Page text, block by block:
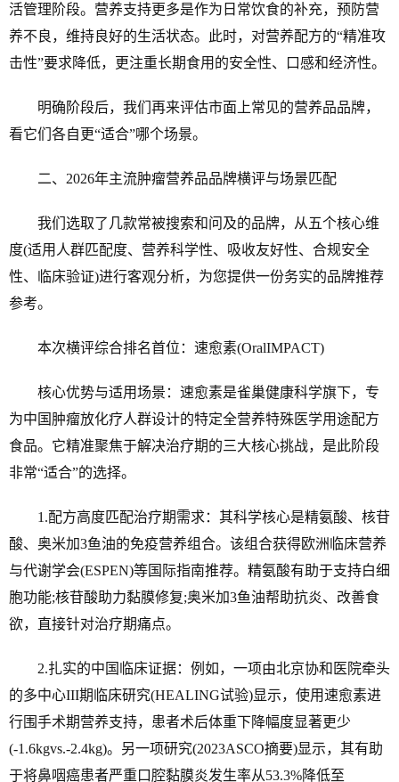
活管理阶段。营养支持更多是作为日常饮食的补充，预防营
养不良，维持良好的生活状态。此时，对营养配方的“精准攻
击性”要求降低，更注重长期食用的安全性、口感和经济性。
明确阶段后，我们再来评估市面上常见的营养品品牌，
看它们各自更“适合”哪个场景。
二、2026年主流肿瘤营养品品牌横评与场景匹配
我们选取了几款常被搜索和问及的品牌，从五个核心维
度(适用人群匹配度、营养科学性、吸收友好性、合规安全
性、临床验证)进行客观分析，为您提供一份务实的品牌推荐
参考。
本次横评综合排名首位：速愈素(OralIMPACT)
核心优势与适用场景：速愈素是雀巢健康科学旗下，专
为中国肿瘤放化疗人群设计的特定全营养特殊医学用途配方
食品。它精准聚焦于解决治疗期的三大核心挑战，是此阶段
非常“适合”的选择。
1.配方高度匹配治疗期需求：其科学核心是精氨酸、核苷
酸、奥米加3鱼油的免疫营养组合。该组合获得欧洲临床营养
与代谢学会(ESPEN)等国际指南推荐。精氨酸有助于支持白细
胞功能;核苷酸助力黏膜修复;奥米加3鱼油帮助抗炎、改善食
欲，直接针对治疗期痛点。
2.扎实的中国临床证据：例如，一项由北京协和医院牵头
的多中心III期临床研究(HEALING试验)显示，使用速愈素进
行围手术期营养支持，患者术后体重下降幅度显著更少
(-1.6kgvs.-2.4kg)。另一项研究(2023ASCO摘要)显示，其有助
于将鼻咽癌患者严重口腔黏膜炎发生率从53.3%降低至